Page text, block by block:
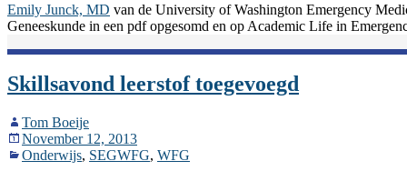
Emily Junck, MD van de University of Washington Emergency
Geneeskunde in een pdf opgesomd en op Academic Life in
Skillsavond leerstof toegevoegd
Tom Boeije
November 12, 2013
Onderwijs, SEGWFG, WFG